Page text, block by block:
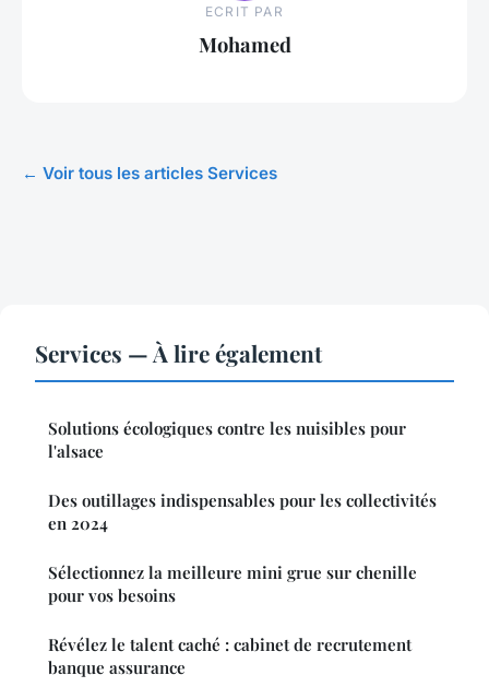
ECRIT PAR
Mohamed
← Voir tous les articles Services
Services — À lire également
Solutions écologiques contre les nuisibles pour
l'alsace
Des outillages indispensables pour les collectivités
en 2024
Sélectionnez la meilleure mini grue sur chenille
pour vos besoins
Révélez le talent caché : cabinet de recrutement
banque assurance